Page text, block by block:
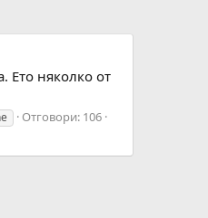
Ето няколко от
Отговори: 106